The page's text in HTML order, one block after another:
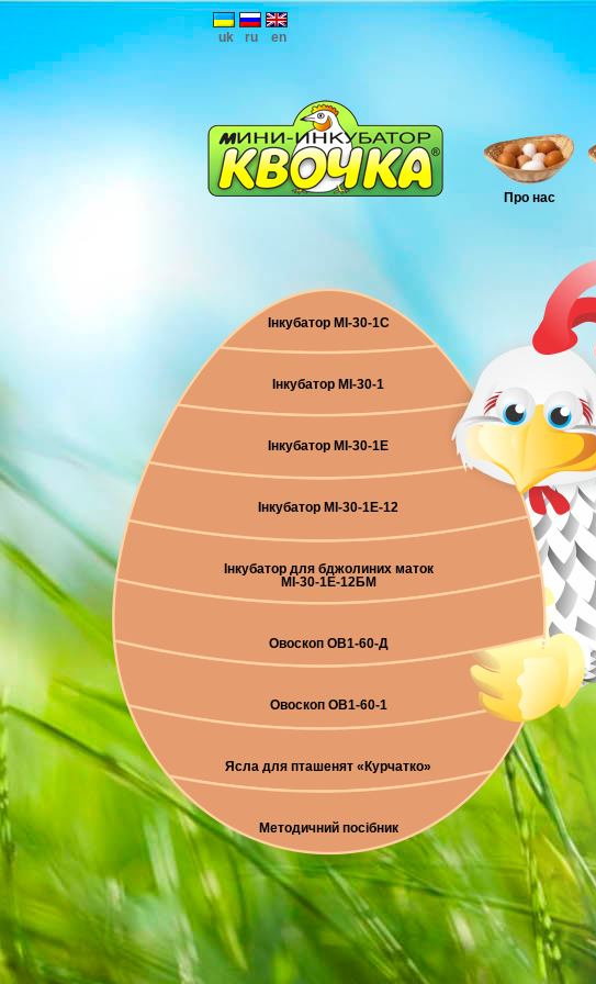
uk ru en
Про нас
Інкубатор МІ-30-1С
Інкубатор МІ-30-1
Інкубатор МІ-30-1Е
Інкубатор МІ-30-1E-12
Інкубатор для бджолиних маток
МІ-30-1Е-12БМ
Овоскоп ОВ1-60-Д
Овоскоп ОВ1-60-1
Ясла для пташенят «Курчатко»
Методичний посібник